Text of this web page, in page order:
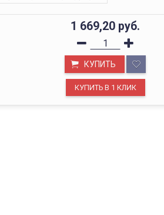
1 669,20 руб.
КУПИТЬ
ОФИС В МОСКВЕ